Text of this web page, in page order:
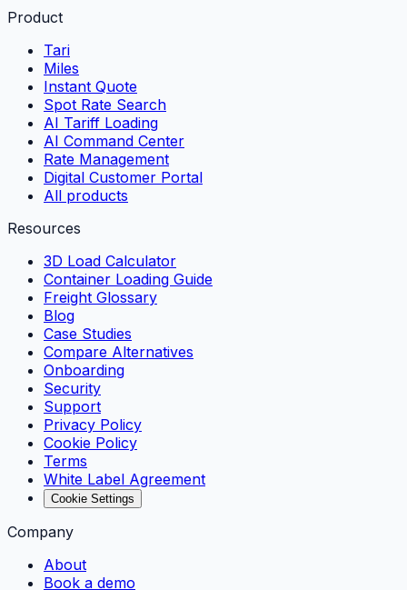
Product
Tari
Miles
Instant Quote
Spot Rate Search
AI Tariff Loading
AI Command Center
Rate Management
Digital Customer Portal
All products
Resources
3D Load Calculator
Container Loading Guide
Freight Glossary
Blog
Case Studies
Compare Alternatives
Onboarding
Security
Support
Privacy Policy
Cookie Policy
Terms
White Label Agreement
Cookie Settings
Company
About
Book a demo